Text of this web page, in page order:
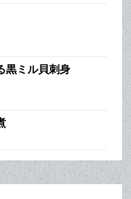
黒ミル貝刺身